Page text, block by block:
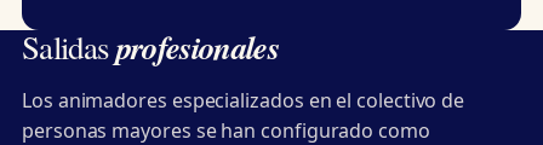
Salidasprofesionales
Los animadores especializados en el colectivo de
personas mayores se han configurado como